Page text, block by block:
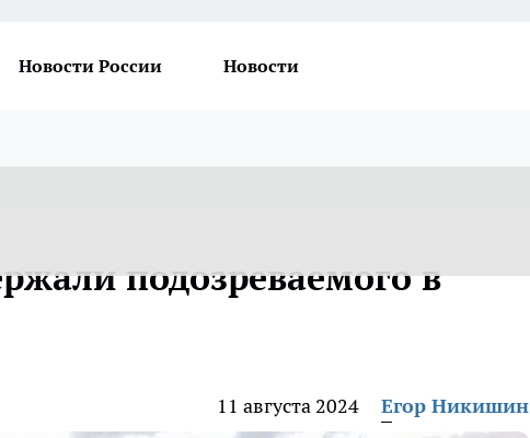
Новости России Новости
подозреваемого в
11 августа 2024 Егор Никишин